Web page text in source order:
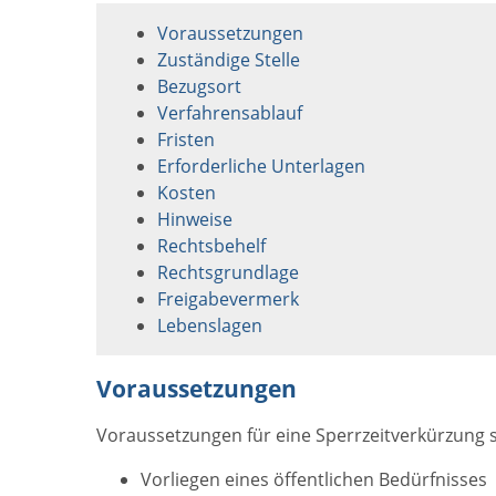
Voraussetzungen
Zuständige Stelle
Bezugsort
Verfahrensablauf
Fristen
Erforderliche Unterlagen
Kosten
Hinweise
Rechtsbehelf
Rechtsgrundlage
Freigabevermerk
Lebenslagen
Voraussetzungen
Voraussetzungen für eine Sperrzeitverkürzung
Vorliegen eines öffentlichen Bedürfnisses